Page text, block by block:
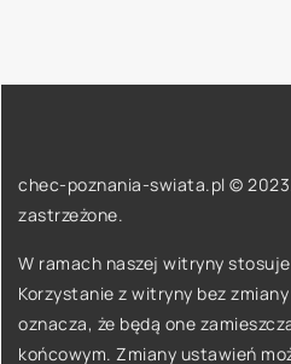
chec-poznania-swiata.pl ©
zastrzeżone.
W ramach naszej witryny
Korzystanie z witryny bez
oznacza, że będą one
końcowym. Zmiany ustawień